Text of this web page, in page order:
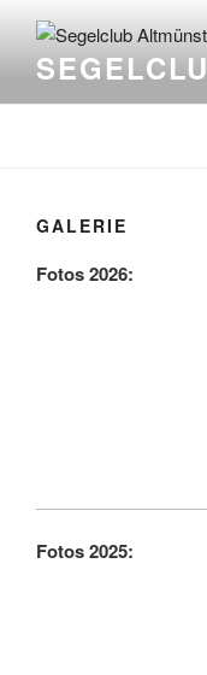
Inhalt
springen
GALERIE
Fotos 2026:
Fotos 2025: